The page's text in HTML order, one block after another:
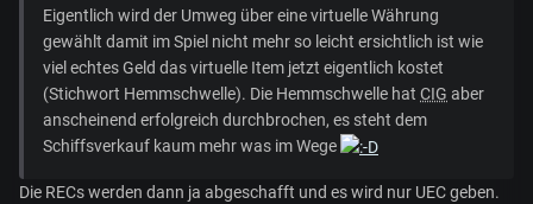
Eigentlich wird der Umweg über eine virtuelle Währung
gewählt damit im Spiel nicht mehr so leicht ersichtlich ist wie
viel echtes Geld das virtuelle Item jetzt eigentlich kostet
(Stichwort Hemmschwelle). Die Hemmschwelle hat CIG aber
anscheinend erfolgreich durchbrochen, es steht dem
Schiffsverkauf kaum mehr was im Wege
Die RECs werden dann ja abgeschafft und es wird nur UEC geben.